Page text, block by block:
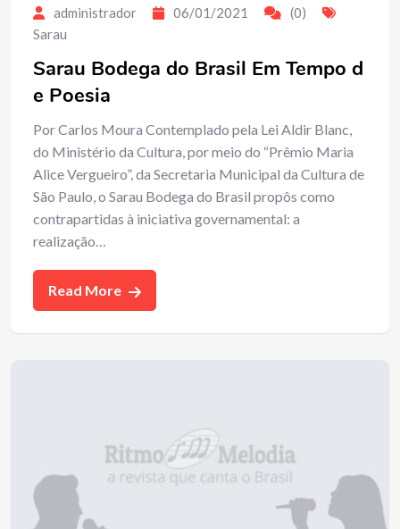
administrador 06/01/2021
(0)
Sarau
Sarau Bodega do Brasil Em Tempo d
e Poesia
Por Carlos Moura Contemplado pela Lei Aldir Blanc,
do Ministério da Cultura, por meio do “Prêmio Maria
Alice Vergueiro”, da Secretaria Municipal da Cultura de
São Paulo, o Sarau Bodega do Brasil propôs como
contrapartidas à iniciativa governamental: a
realização…
Read More